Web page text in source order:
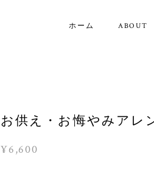
ホーム ABOUT
お供え・お悔やみアレ
¥6,600